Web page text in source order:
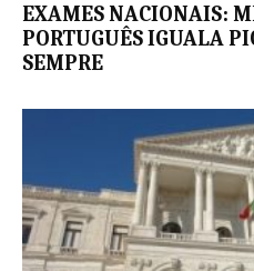
EXAMES NACIONAIS:
PORTUGUÊS IGUALA
SEMPRE